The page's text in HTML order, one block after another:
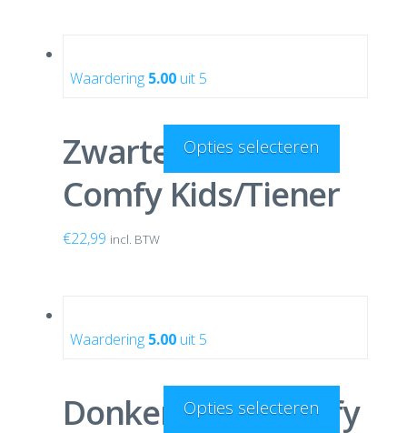
Waardering 5.00 uit 5
Zwarte Onesie
Comfy Kids/Tiener
€22,99 incl. BTW
Opties selecteren
Waardering 5.00 uit 5
Donkergrijze Comfy
Opties selecteren